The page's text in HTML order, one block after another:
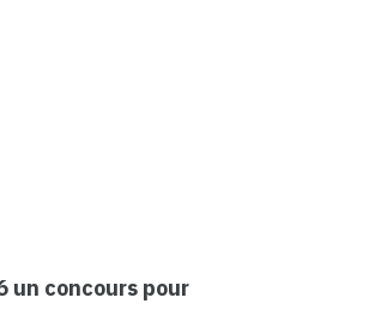
un concours pour